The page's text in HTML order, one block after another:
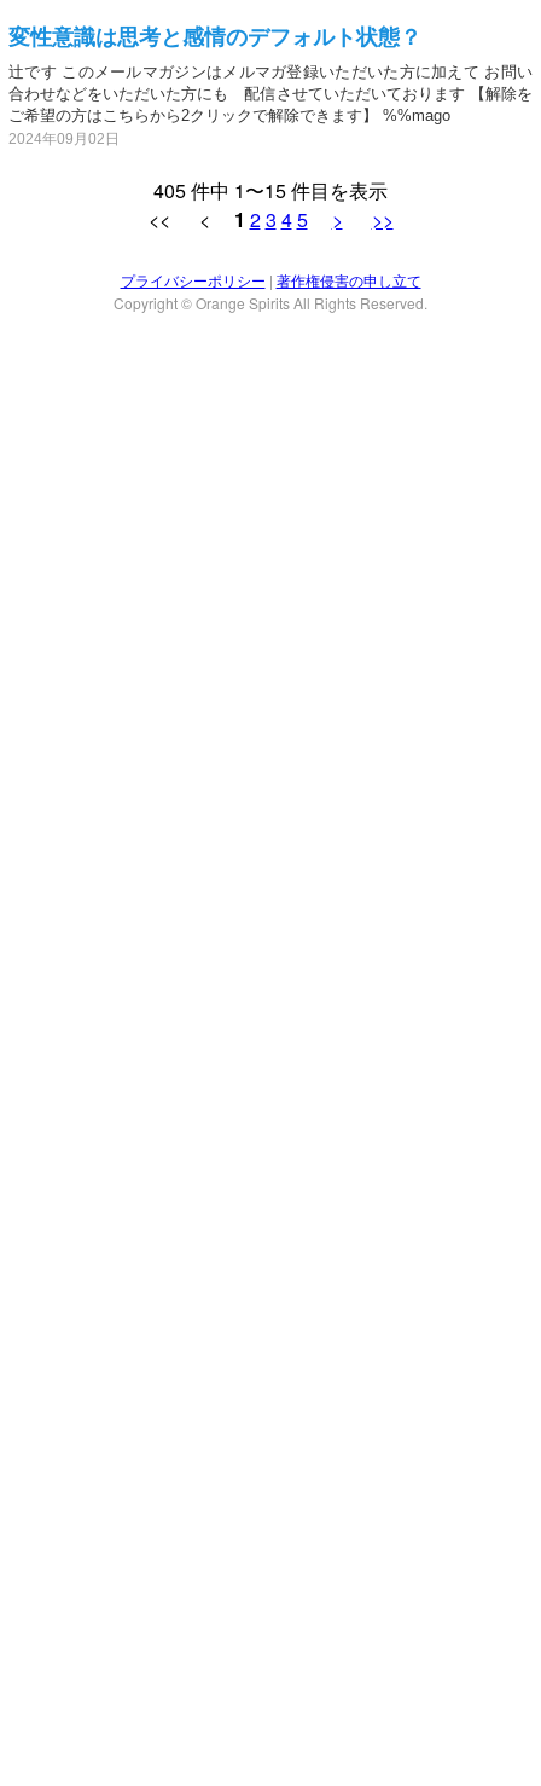
変性意識は思考と感情のデフォルト状態？
辻です このメールマガジンはメルマガ登録いただいた方に加えて お問い
合わせなどをいただいた方にも 配信させていただいております 【解除を
ご希望の方はこちらから2クリックで解除できます】 %%mago
2024年09月02日
405 件中 1〜15 件目を表示
<< < 1 23 45 > >>
プライバシーポリシー | 著作権侵害の申し立て
Copyright © Orange Spirits All Rights Reserved.